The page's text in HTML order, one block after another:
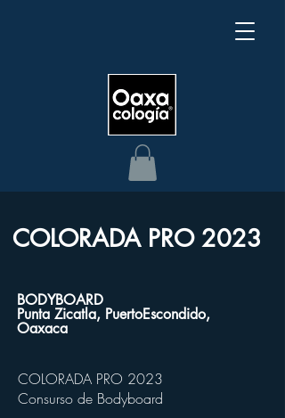
COLORADA PRO 2023
BODYBOARD
Punta Zicatla, PuertoEscondido,
Oaxaca
COLORADA PRO 2023
Consurso de Bodyboard